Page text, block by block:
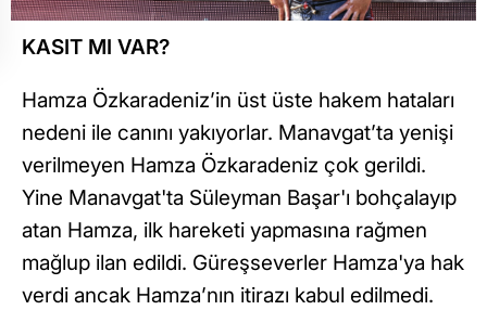
KASIT MI VAR?
Hamza Özkaradeniz’in üst üste hakem hataları
nedeni ile canını yakıyorlar. Manavgat’ta yenişi
verilmeyen Hamza Özkaradeniz çok gerildi.
Yine Manavgat'ta Süleyman Başar'ı bohçalayıp
atan Hamza, ilk hareketi yapmasına rağmen
mağlup ilan edildi. Güreşseverler Hamza'ya hak
verdi ancak Hamza’nın itirazı kabul edilmedi.